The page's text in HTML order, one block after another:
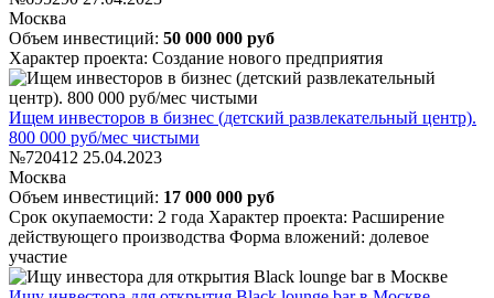
Москва
Объем инвестиций: 50 000 000 руб
Характер проекта: Создание нового предприятия
Ищем инвесторов в бизнес (детский развлекательный центр).
800 000 руб/мес чистыми
№720412 25.04.2023
Москва
Объем инвестиций: 17 000 000 руб
Срок окупаемости: 2 года Характер проекта: Расширение
действующего производства Форма вложений: долевое
участие